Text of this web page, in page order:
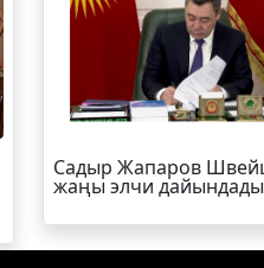
Садыр Жапаров
жаңы элчи дайындады